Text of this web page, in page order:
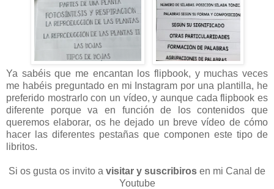
Ya sabéis que me encantan los flipbook, y muchas veces
me habéis preguntado en mi Instagram por una plantilla, he
preferido mostrarlo con un vídeo, y aunque cada flipbook es
diferente porque va en función de los contenidos que
queremos elaborar, os he dejado un breve vídeo de cómo
hacer las diferentes pestañas que componen este tipo de
libritos.
Si os gusta os invito a visitar y suscribiros en mi Canal de
Youtube